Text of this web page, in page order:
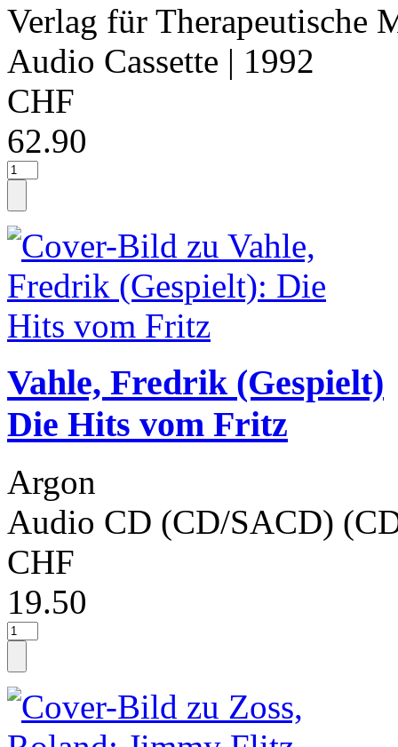
Verlag für Therapeutische
Audio Cassette | 1992
CHF
62.90
Vahle, Fredrik (Gespielt)
Die Hits vom Fritz
Argon
Audio CD (CD/SACD)
CHF
19.50